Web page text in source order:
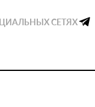
СЕТЯХ